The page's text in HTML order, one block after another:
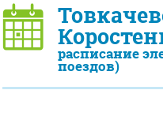
расписание
поездов)